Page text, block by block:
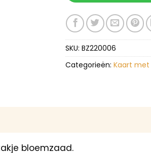
SKU: BZ220006
Categorieën: Kaart
bloemzaad.